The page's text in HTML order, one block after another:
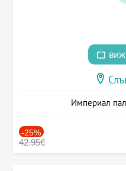
Империал
-25%
42.95€